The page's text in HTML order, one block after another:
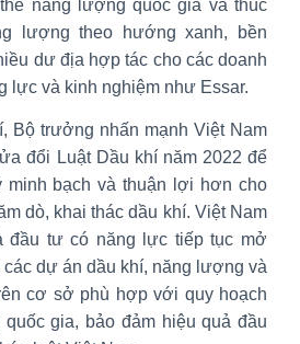
năng lượng quốc gia và thúc
lượng theo hướng xanh, bền
dư địa hợp tác cho các doanh
lực và kinh nghiệm như Essar.
Bộ trưởng nhấn mạnh Việt Nam
đổi Luật Dầu khí năm 2022 để
minh bạch và thuận lợi hơn cho
dò, khai thác dầu khí. Việt Nam
đầu tư có năng lực tiếp tục mở
các dự án dầu khí, năng lượng và
cơ sở phù hợp với quy hoạch
gia, bảo đảm hiệu quả đầu